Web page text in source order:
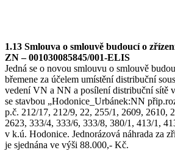
1.13 Smlouva o smlouvě budoucí o
ZN – 001030085845/001-ELIS
Jedná se o novou smlouvu o smlouvě
břemene za účelem umístění distribuční
vedení VN a NN a posílení distribuční sítě
se stavbou „Hodonice_Urbánek:NN
p.č. 212/17, 212/9, 22, 255/1, 2609, 2610,
2623, 333/4, 333/6, 333/8, 380/1, 413/1,
v k.ú. Hodonice. Jednorázová náhrada za
je sjednána ve výši 88.000,- Kč.